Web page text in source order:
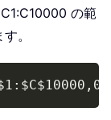
の範
。
Copy